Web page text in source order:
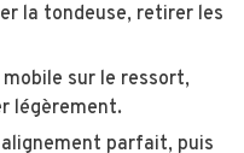
la tondeuse, retirer les
sur le ressort,
légèrement.
parfait, puis